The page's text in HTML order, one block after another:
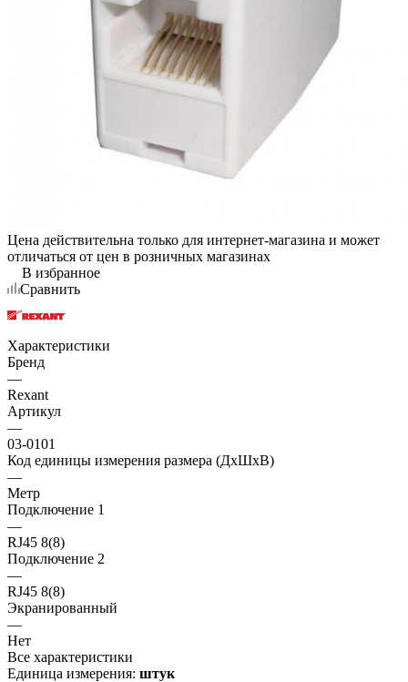
Цена действительна только для интернет-магазина и может
отличаться от цен в розничных магазинах
В избранное
Сравнить
Характеристики
Бренд
—
Rexant
Артикул
—
03-0101
Код единицы измерения размера (ДхШхВ)
—
Метр
Подключение 1
—
RJ45 8(8)
Подключение 2
—
RJ45 8(8)
Экранированный
—
Нет
Все характеристики
Единица измерения: штук